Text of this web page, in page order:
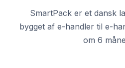
SmartPack er et dansk
bygget af e-handler til e-
om 6